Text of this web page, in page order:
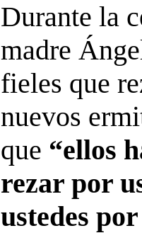
Durante la
madre
fieles que
nuevos
que “ellos
rezar por
ustedes